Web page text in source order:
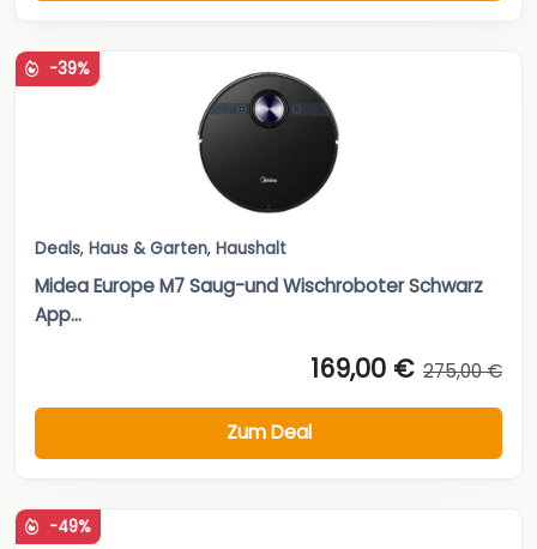
-39%
Deals, Haus & Garten, Haushalt
Midea Europe M7 Saug-und Wischroboter Schwarz
App...
169,00 € 275,00 €
Zum Deal
-49%